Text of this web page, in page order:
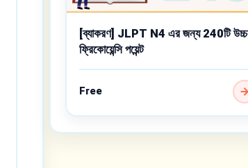
[ব্যাকরণ] JLPT N4 এর জন্য 240টি উচ্চ
ফ্রিকোয়েন্সি পয়েন্ট
Free